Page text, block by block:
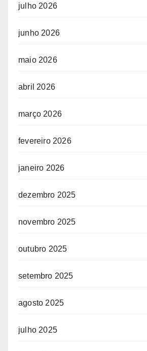
julho 2026
junho 2026
maio 2026
abril 2026
março 2026
fevereiro 2026
janeiro 2026
dezembro 2025
novembro 2025
outubro 2025
setembro 2025
agosto 2025
julho 2025